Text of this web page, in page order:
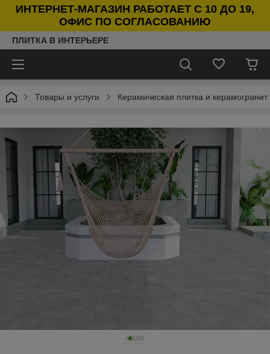
ИНТЕРНЕТ-МАГАЗИН РАБОТАЕТ С 10 ДО 19,
ОФИС ПО СОГЛАСОВАНИЮ
ПЛИТКА В ИНТЕРЬЕРЕ
Товары и услуги Керамическая плитка и